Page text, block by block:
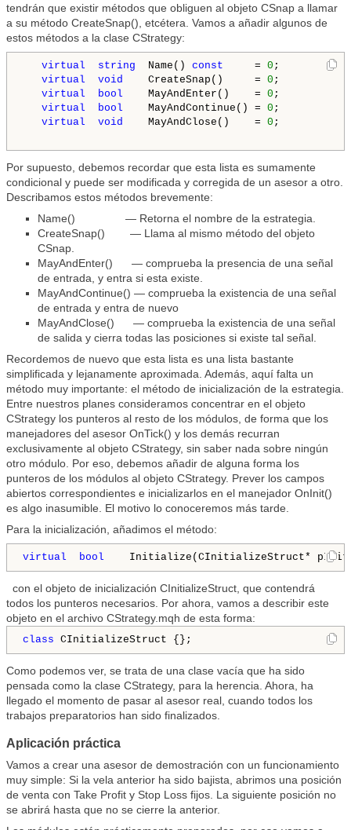
tendrán que existir métodos que obliguen al objeto CSnap a llamar
a su método CreateSnap(), etcétera. Vamos a añadir algunos de
estos métodos a la clase CStrategy:
virtual string Name() const
     =
0 ;
virtual
void CreateSnap()     = 0 ;
virtual
bool MayAndEnter()    = 0 ;
virtual
bool MayAndContinue() = 0 ;
virtual
void MayAndClose()    = 0 ;
Por supuesto, debemos recordar que esta lista es sumamente
condicional y puede ser modificada y corregida de un asesor a otro.
Describamos estos métodos brevemente:
Name() — Retorna el nombre de la estrategia.
CreateSnap() — Llama al mismo método del objeto
CSnap.
MayAndEnter() — comprueba la presencia de una señal
de entrada, y entra si esta existe.
MayAndContinue() — comprueba la existencia de una señal
de entrada y entra de nuevo
MayAndClose() — comprueba la existencia de una señal
de salida y cierra todas las posiciones si existe tal señal.
Recordemos de nuevo que esta lista es una lista bastante
simplificada y lejanamente aproximada. Además, aquí falta un
método muy importante: el método de inicialización de la estrategia.
Entre nuestros planes consideramos concentrar en el objeto
CStrategy los punteros al resto de los módulos, de forma que los
manejadores del asesor OnTick() y los demás recurran
exclusivamente al objeto CStrategy, sin saber nada sobre ningún
otro módulo. Por eso, debemos añadir de alguna forma los
punteros de los módulos al objeto CStrategy. Prever los campos
abiertos correspondientes e inicializarlos en el manejador OnInit()
es algo inasumible. El motivo lo conoceremos más tarde.
Para la inicialización, añadimos el método:
virtual bool Initialize(CInitializeStruct*
con el objeto de inicialización CInitializeStruct, que contendrá
todos los punteros necesarios. Por ahora, vamos a describir este
objeto en el archivo CStrategy.mqh de esta forma:
class CInitializeStruct {};
Como podemos ver, se trata de una clase vacía que ha sido
pensada como la clase CStrategy, para la herencia. Ahora, ha
llegado el momento de pasar al asesor real, cuando todos los
trabajos preparatorios han sido finalizados.
Aplicación práctica
Vamos a crear una asesor de demostración con un funcionamiento
muy simple: Si la vela anterior ha sido bajista, abrimos una posición
de venta con Take Profit y Stop Loss fijos. La siguiente posición no
se abrirá hasta que no se cierre la anterior.